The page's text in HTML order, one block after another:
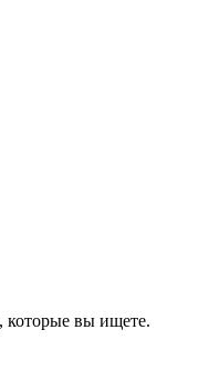
которые вы ищете.